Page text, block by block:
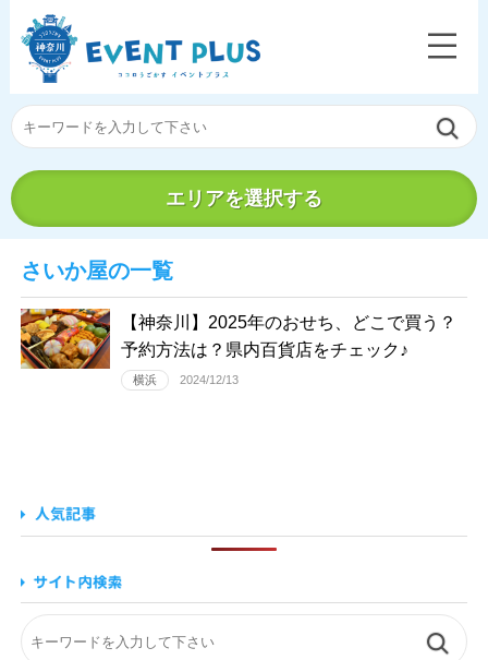
エリアを選択する
さいか屋の一覧
【神奈川】2025年のおせち、どこで買う？
予約方法は？県内百貨店をチェック♪
横浜 2024/12/13